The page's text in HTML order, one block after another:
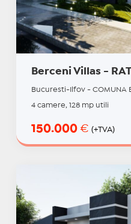
Berceni Villas -
Bucuresti-Ilfov - COMUNA
4 camere, 128 mp utili
150.000 € (+TVA)